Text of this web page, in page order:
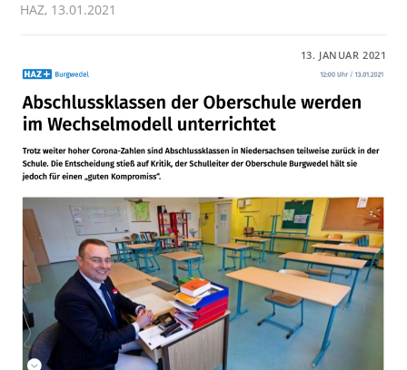
HAZ, 13.01.2021
OBERSCHULE
WERDEN
IM
UNTERRICHTET“
13. JANUAR 2021